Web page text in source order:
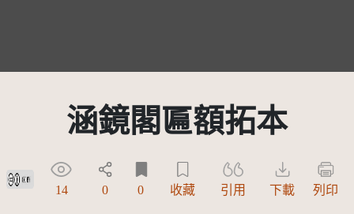
涵鏡閣匾額拓本
創用CC姓名標示 3.0 台灣及其後版本(CC BY 3.0 TW +)
14 0 0 收藏 引用 下載 列印